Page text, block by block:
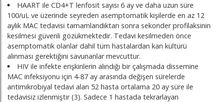
HAART ile CD4+T lenfosit sayısı 6 ay ve daha uzun süre
100/uL ve üzerinde seyreden asemptomatik kişilerde en az 12
aylık MAC tedavisi tamamlandıktan sonra sekonder profilaksinin
kesilmesi güvenli gözükmektedir. Tedavi kesilmeden önce
asemptomatik olanlar dahil tüm hastalardan kan kültürü
alınması gerektiğini savunanlar mevcuttur.
HIV ile infekte erişkinlerin alındığı bir çalışmada dissemine
MAC infeksiyonu için 4-87 ay arasında değişen sürelerde
antimikrobiyal tedavi alan 52 hasta ortalama 20 ay süre ile
tedavisiz izlenmiştir (3). Sadece 1 hastada tekrarlayan